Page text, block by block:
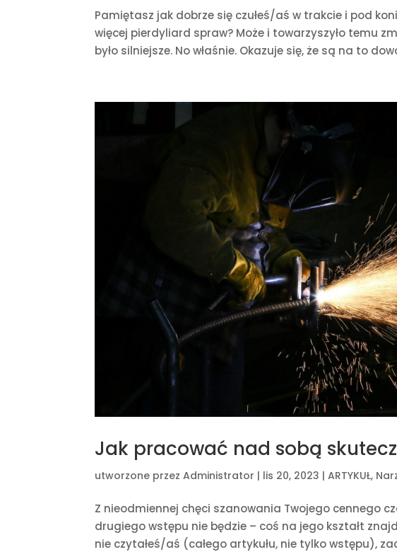
Pamiętasz jak dobrze się czułeś/aś w trakcie i pod
więcej pierdyliard spraw? Może i towarzyszyło temu
było silniejsze. No właśnie. Okazuje się, że są na to
Jak pracować nad sobą
utworzone przezAdministrator | lis 20, 2023 |ARTYKUŁ,
Z nieodmiennej chęci szanowania Twojego cennego
drugiego wstępu nie będzie – coś na jego kształt
nie czytałeś/aś (całego artykułu, nie tylko wstępu),